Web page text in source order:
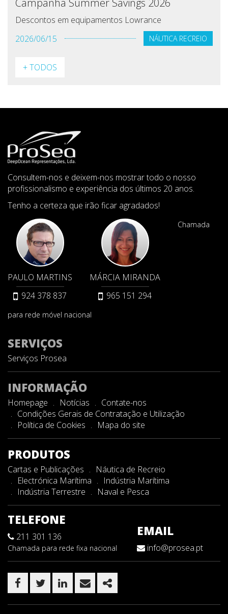
Campanha Summer Savings 2026
Descontos em equipamentos Lowrance
2026/06/15
NÁUTICA RECREIO
+ TODOS
Consultem-nos e deixem-nos mostrar todo o nosso
profissionalismo e experiência dos últimos 20 anos.
Tenho a certeza que irão ficar agradados!
PAULO MARTINS
924 378 837
MÁRCIA MIRANDA
965 151 294
Chamada
para rede móvel nacional
SERVIÇOS
Serviços Prosea
INFORMAÇÃO
Homepage Notícias
Contate-nos
Condições Gerais de Contratação e Utilização
Política de Cookies
Mapa do site
PRODUTOS
Cartas e Publicações
Náutica de Recreio
Electrónica Marítima
Indústria Marítima
Indústria Terrestre
Naval e Pesca
TELEFONE
211 301 136
Chamada para rede fixa nacional
EMAIL
info@prosea.pt
FACEBOOK
TWITTERLINKEDIN
EMAIL